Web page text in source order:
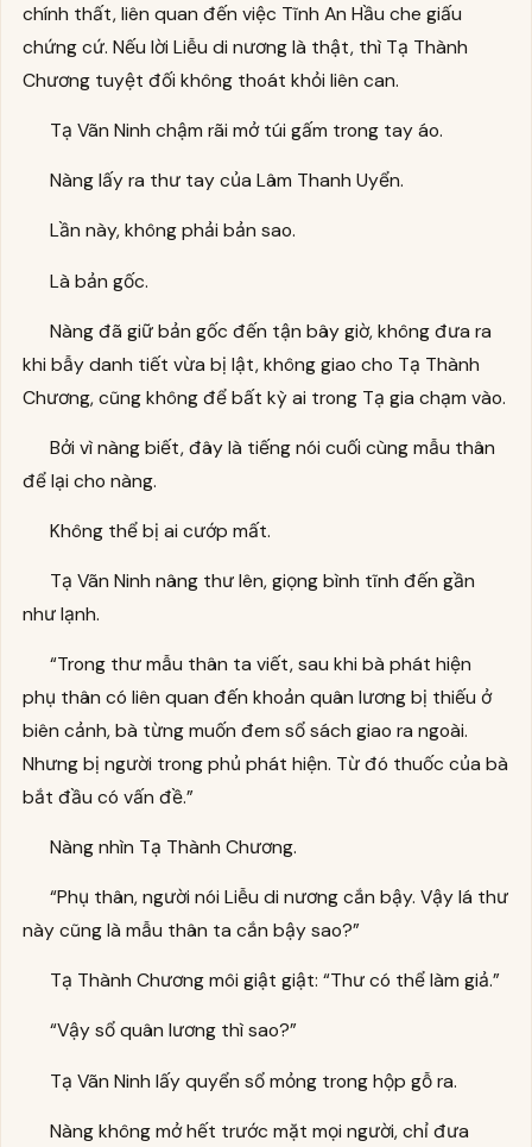
chính thất, liên quan đến việc Tĩnh An Hầu che giấu
chứng cứ. Nếu lời Liễu di nương là thật, thì Tạ Thành
Chương tuyệt đối không thoát khỏi liên can.
Tạ Vãn Ninh chậm rãi mở túi gấm trong tay áo.
Nàng lấy ra thư tay của Lâm Thanh Uyển.
Lần này, không phải bản sao.
Là bản gốc.
Nàng đã giữ bản gốc đến tận bây giờ, không đưa ra
khi bẫy danh tiết vừa bị lật, không giao cho Tạ Thành
Chương, cũng không để bất kỳ ai trong Tạ gia chạm vào.
Bởi vì nàng biết, đây là tiếng nói cuối cùng mẫu thân
để lại cho nàng.
Không thể bị ai cướp mất.
Tạ Vãn Ninh nâng thư lên, giọng bình tĩnh đến gần
như lạnh.
“Trong thư mẫu thân ta viết, sau khi bà phát hiện
phụ thân có liên quan đến khoản quân lương bị thiếu ở
biên cảnh, bà từng muốn đem sổ sách giao ra ngoài.
Nhưng bị người trong phủ phát hiện. Từ đó thuốc của bà
bắt đầu có vấn đề.”
Nàng nhìn Tạ Thành Chương.
“Phụ thân, người nói Liễu di nương cắn bậy. Vậy lá thư
này cũng là mẫu thân ta cắn bậy sao?”
Tạ Thành Chương môi giật giật: “Thư có thể làm giả.”
“Vậy sổ quân lương thì sao?”
Tạ Vãn Ninh lấy quyển sổ mỏng trong hộp gỗ ra.
Nàng không mở hết trước mặt mọi người, chỉ đưa